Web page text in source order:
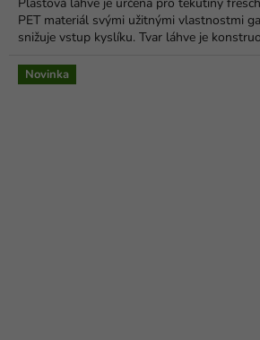
PET materiál svými užitnými vlastnostmi
snižuje vstup kyslíku. Tvar láhve je
Novinka